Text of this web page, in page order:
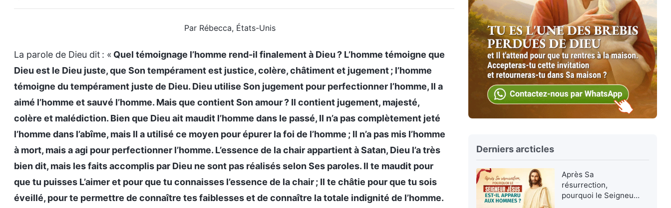
Par Rébecca, États-Unis
La parole de Dieu dit : « Quel témoignage l’homme rend-il finalement à Dieu ? L’homme témoigne que
Dieu est le Dieu juste, que Son tempérament est justice, colère, châtiment et jugement ; l’homme
témoigne du tempérament juste de Dieu. Dieu utilise Son jugement pour perfectionner l’homme, Il a
aimé l’homme et sauvé l’homme. Mais que contient Son amour ? Il contient jugement, majesté,
colère et malédiction. Bien que Dieu ait maudit l’homme dans le passé, Il n’a pas complètement jeté
l’homme dans l’abîme, mais Il a utilisé ce moyen pour épurer la foi de l’homme ; Il n’a pas mis l’homme
à mort, mais a agi pour perfectionner l’homme. L’essence de la chair appartient à Satan, Dieu l’a très
bien dit, mais les faits accomplis par Dieu ne sont pas réalisés selon Ses paroles. Il te maudit pour
que tu puisses L’aimer et pour que tu connaisses l’essence de la chair ; Il te châtie pour que tu sois
éveillé, pour te permettre de connaître tes faiblesses et de connaître la totale indignité de l’homme.
Derniers arcticles
Après Sa
résurrection,
pourquoi le Seigneur